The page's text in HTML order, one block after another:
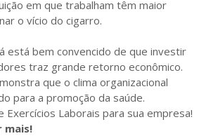
em que trabalham têm maior
o vício do cigarro.
está bem convencido de que investir
traz grande retorno econômico.
que o clima organizacional
para a promoção da saúde.
Exercícios Laborais para sua empresa!
mais!